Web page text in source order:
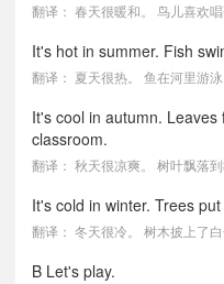
翻译： 春天很暖和。 鸟儿喜欢唱
It's hot in summer. Fish
翻译： 夏天很热。 鱼在河里游泳
It's cool in autumn. Leaves
classroom.
翻译： 秋天很凉爽。 树叶飘落到
It's cold in winter. Trees
翻译： 冬天很冷。 树木披上了白
B Let's play.